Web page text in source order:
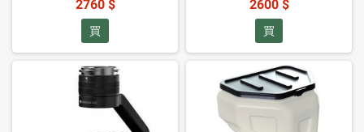
2760 $
買
2600 $
買